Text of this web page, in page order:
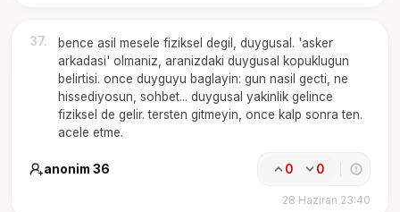
37.
bence asil mesele fiziksel degil, duygusal. 'asker
arkadasi' olmaniz, aranizdaki duygusal kopuklugun
belirtisi. once duyguyu baglayin: gun nasil gecti, ne
hissediyosun, sohbet... duygusal yakinlik gelince
fiziksel de gelir. tersten gitmeyin, once kalp sonra ten.
acele etme.
anonim 36 0 0
28 Haziran 23:40